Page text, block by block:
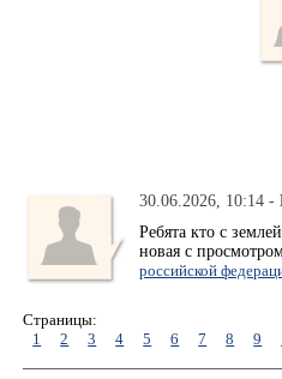
30.06.2026, 10:14 -
Ребята кто с
новая с
российской
Страницы:
1
2 3 4 5 6 7 8 9